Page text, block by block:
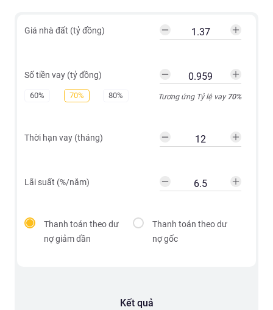
Giá nhà đất (tỷ đồng)
Số tiền vay (tỷ đồng)
60% 70% 80% Tương ứng Tỷ lệ vay70%
Thời hạn vay (tháng)
Lãi suất (%/năm)
Thanh toán theo dư
nợ giảm dần
Thanh toán theo dư
nợ gốc
Kết quả